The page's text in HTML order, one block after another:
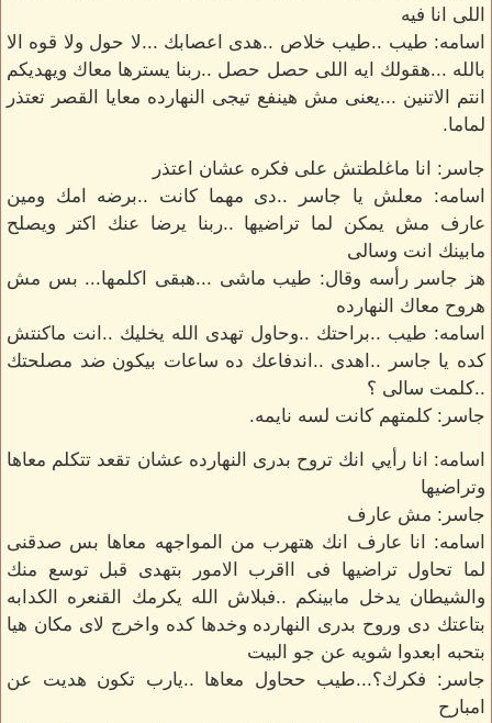
اللى انا فيه
اسامه: طيب ..طيب خلاص ..هدى اعصابك ...لا حول ولا قوه الا
بالله ...هقولك ايه اللى حصل حصل ..ربنا يسترها معاك ويهديكم
انتم الاتنين ...يعنى مش هينفع تيجى النهارده معايا القصر تعتذر
لماما.
جاسر: انا ماغلطتش على فكره عشان اعتذر
اسامه: معلش يا جاسر ..دى مهما كانت ..برضه امك ومين
عارف مش يمكن لما تراضيها ..ربنا يرضا عنك اكتر ويصلح
مابينك انت وسالى
هز جاسر رأسه وقال: طيب ماشى ...هبقى اكلمها... بس مش
هروح معاك النهارده
اسامه: طيب ..براحتك ..وحاول تهدى الله يخليك ..انت ماكنتش
كده يا جاسر ..اهدى ..اندفاعك ده ساعات بيكون ضد مصلحتك
..كلمت سالى ؟
جاسر: كلمتهم كانت لسه نايمه.
اسامه: انا رأيي انك تروح بدرى النهارده عشان تقعد تتكلم معاها
وتراضيها
جاسر: مش عارف
اسامه: انا عارف انك هتهرب من المواجهه معاها بس صدقنى
لما تحاول تراضيها فى ااقرب الامور بتهدى قبل توسع منك
والشيطان يدخل مابينكم ..فبلاش الله يكرمك القنعره الكدابه
بتاعتك دى وروح بدرى النهارده وخدها كده واخرج لاى مكان هيا
بتحبه ابعدوا شويه عن جو البيت
جاسر: فكرك؟...طيب ححاول معاها ..يارب تكون هديت عن
امبارح